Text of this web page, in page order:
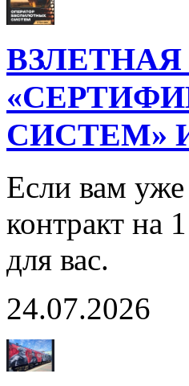
СИСТЕМ»
Если вам
контракт на
для вас.
24.07.2026